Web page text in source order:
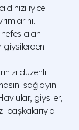
iyice
alan
giysilerden
düzenli
sağlayın.
giysiler,
başkalarıyla